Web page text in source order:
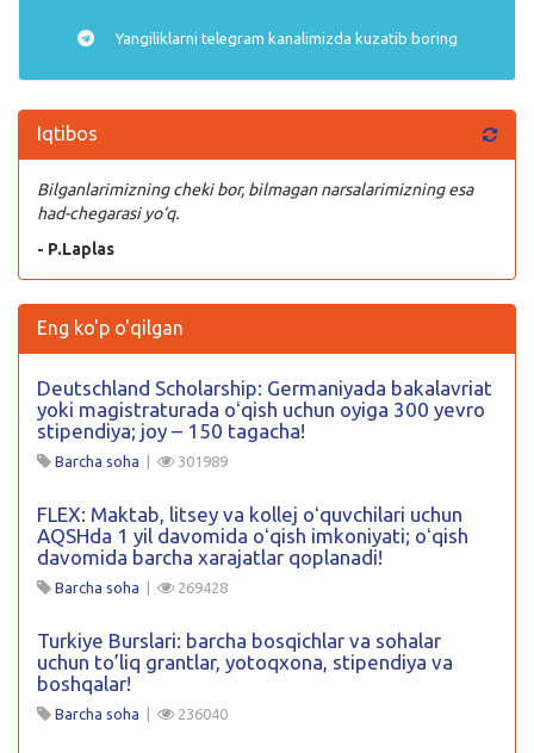
Yangiliklarni telegram kanalimizda kuzatib boring
Iqtibos
Bilganlarimizning cheki bor, bilmagan narsalarimizning esa
had-chegarasi yo‘q.
- P.Laplas
Eng ko'p o'qilgan
Deutschland Scholarship: Germaniyada bakalavriat
yoki magistraturada oʻqish uchun oyiga 300 yevro
stipendiya; joy – 150 tagacha!
Barcha soha | 301989
FLEX: Maktab, litsey va kollej oʻquvchilari uchun
AQSHda 1 yil davomida oʻqish imkoniyati; oʻqish
davomida barcha xarajatlar qoplanadi!
Barcha soha | 269428
Turkiye Burslari: barcha bosqichlar va sohalar
uchun to’liq grantlar, yotoqxona, stipendiya va
boshqalar!
Barcha soha | 236040